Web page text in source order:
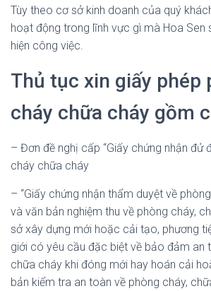
Tùy theo cơ sở kinh doanh của quý
hoạt động trong lĩnh vực gì mà Hoa Sen
hiện công việc.
Thủ tục xin giấy phép
cháy chữa cháy gồm
– Đơn đề nghị cấp “Giấy chứng nhận đử
cháy chữa cháy
– “Giấy chứng nhận thẩm duyệt về
và văn bản nghiệm thu về phòng cháy,
sở xây dựng mới hoặc cải tạo, phương
giới có yêu cầu đặc biệt về bảo đảm an
chữa cháy khi đóng mới hay hoán cải
bản kiểm tra an toàn về phòng cháy,